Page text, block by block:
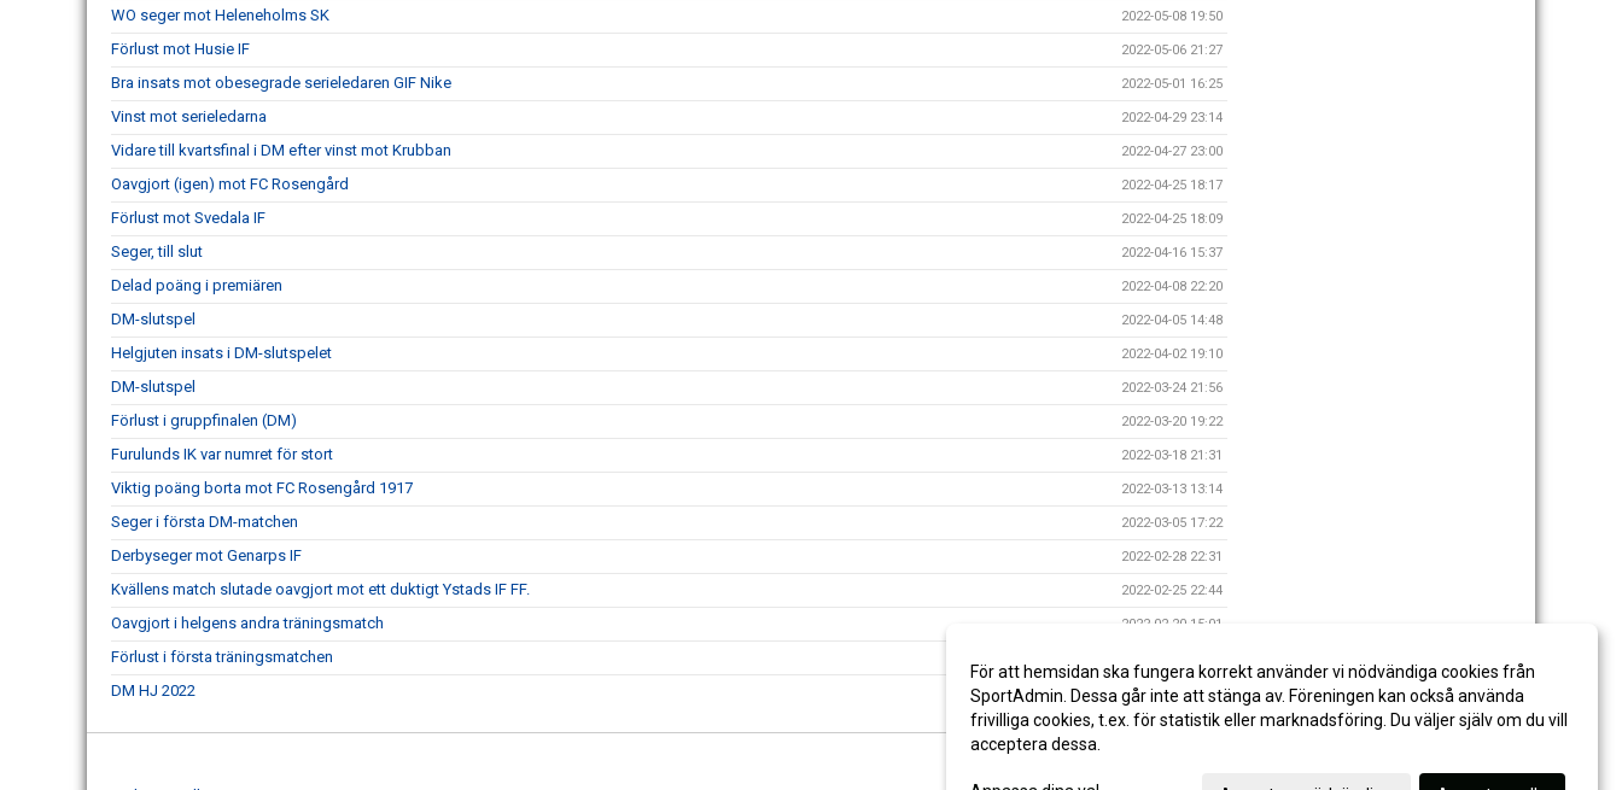
WO seger mot Heleneholms SK 2022-05-08 19:50
Förlust mot Husie IF 2022-05-06 21:27
Bra insats mot obesegrade serieledaren GIF Nike 2022-05-01 16:25
Vinst mot serieledarna 2022-04-29 23:14
Vidare till kvartsfinal i DM efter vinst mot Krubban 2022-04-27 23:00
Oavgjort (igen) mot FC Rosengård 2022-04-25 18:17
Förlust mot Svedala IF 2022-04-25 18:09
Seger, till slut 2022-04-16 15:37
Delad poäng i premiären 2022-04-08 22:20
DM-slutspel 2022-04-05 14:48
Helgjuten insats i DM-slutspelet 2022-04-02 19:10
DM-slutspel 2022-03-24 21:56
Förlust i gruppfinalen (DM) 2022-03-20 19:22
Furulunds IK var numret för stort 2022-03-18 21:31
Viktig poäng borta mot FC Rosengård 1917 2022-03-13 13:14
Seger i första DM-matchen 2022-03-05 17:22
Derbyseger mot Genarps IF 2022-02-28 22:31
Kvällens match slutade oavgjort mot ett duktigt Ystads IF FF. 2022-02-25 22:44
Oavgjort i helgens andra träningsmatch 2022-02-20 15:01
Förlust i första träningsmatchen
DM HJ 2022 2022-02-12 15:09
För att hemsidan ska fungera korrekt använder vi nödvändiga cookies från
SportAdmin. Dessa går inte att stänga av. Föreningen kan också använda
frivilliga cookies, t.ex. för statistik eller marknadsföring. Du väljer själv om du vill
acceptera dessa.